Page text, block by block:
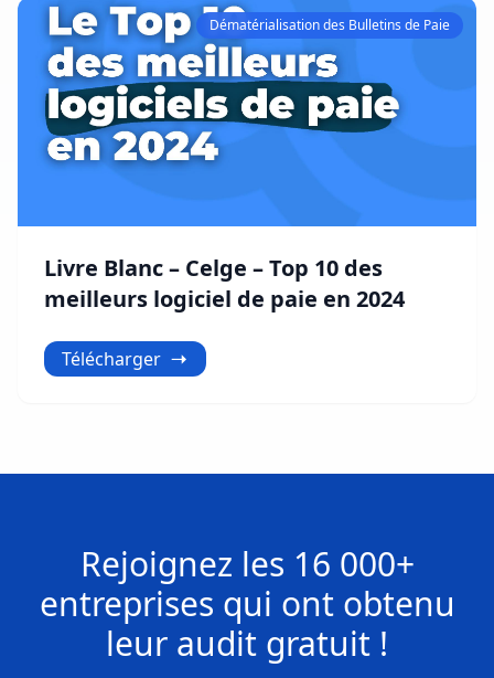
Dématérialisation des Bulletins de Paie
Livre Blanc – Celge – Top 10 des
meilleurs logiciel de paie en 2024
Télécharger
Rejoignez les 16 000+
entreprises qui ont obtenu
leur audit gratuit !